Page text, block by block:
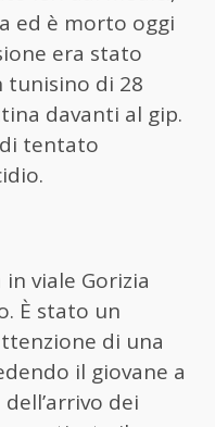
ed è morto oggi
era stato
tunisino di 28
davanti al gip.
di tentato
in viale Gorizia
È stato un
di una
il giovane a
dei